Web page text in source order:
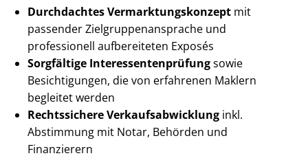
Durchdachtes Ver­mark­tungs­kon­zept mit
passender Ziel­grup­pen­an­spra­che und
professionell aufbereiteten Exposés
Sorgfältige In­ter­es­sen­ten­prü­fungsowie
Besichtigungen, die von erfahrenen Maklern
begleitet werden
Rechtssichere Ver­kaufs­ab­wick­lung inkl.
Abstimmung mit Notar, Behörden und
Finanzierern